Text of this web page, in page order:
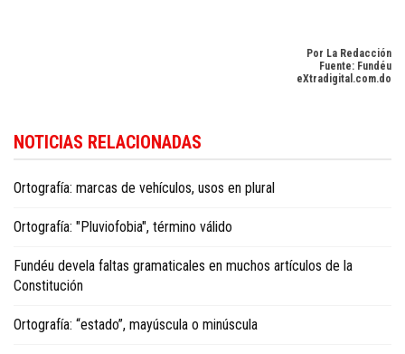
Por La Redacción
Fuente: Fundéu
eXtradigital.com.do
news in English.
NOTICIAS RELACIONADAS
Ortografía: marcas de vehículos, usos en plural
Ortografía: "Pluviofobia", término válido
Fundéu devela faltas gramaticales en muchos artículos de la
Constitución
Ortografía: “estado”, mayúscula o minúscula